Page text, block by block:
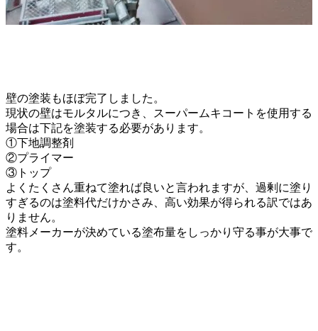
壁の塗装もほぼ完了しました。
現状の壁はモルタルにつき、スーパームキコートを使用する
場合は下記を塗装する必要があります。
①下地調整剤
②プライマー
③トップ
よくたくさん重ねて塗れば良いと言われますが、 過剰に塗り
すぎるのは塗料代だけかさみ、 高い効果が得られる訳ではあ
りません。
塗料メーカーが決めている塗布量を しっかり守る事が大事で
す。